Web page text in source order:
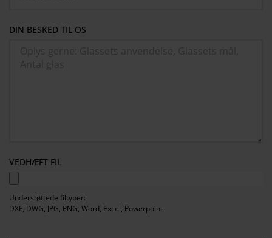
DIN BESKED TIL OS
VEDHÆFT FIL
Understøttede filtyper:
DXF, DWG, JPG, PNG, Word, Excel, Powerpoint